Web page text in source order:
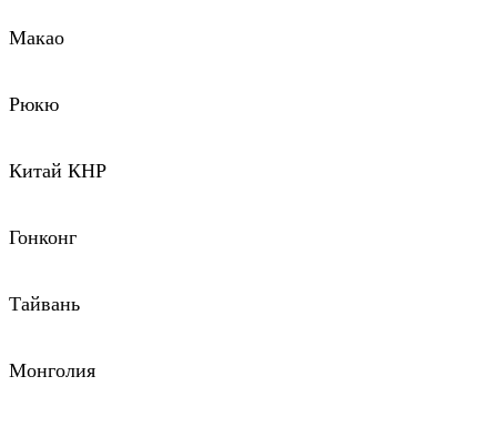
Макао
Рюкю
Китай КНР
Гонконг
Тайвань
Монголия